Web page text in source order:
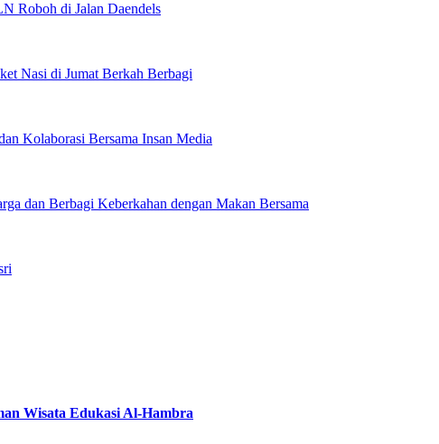
Roboh di Jalan Daendels
Nasi di Jumat Berkah Berbagi
Kolaborasi Bersama Insan Media
dan Berbagi Keberkahan dengan Makan Bersama
Wisata Edukasi Al-Hambra